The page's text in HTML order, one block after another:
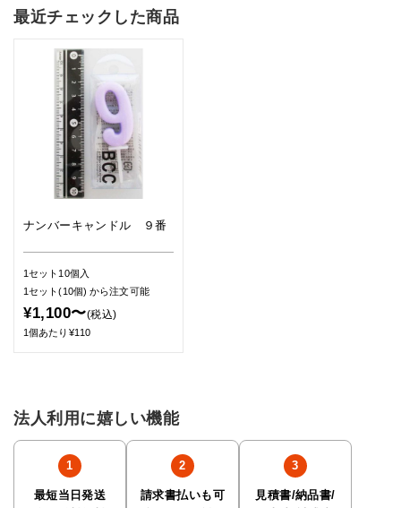
最近チェックした商品
ナンバーキャンドル ９番
1セット10個入
1セット(10個)から注文可能
¥1,100〜(税込)
1個あたり¥110
法人利用に嬉しい機能
最短当日発送 請求書払いも可 見積書/納品書/